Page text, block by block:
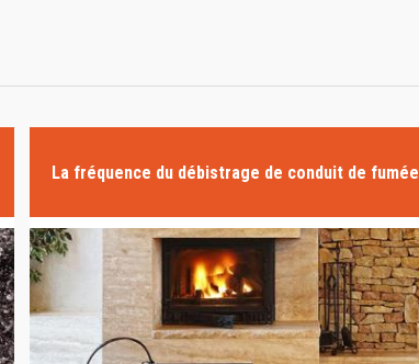
La fréquence du débistrage de conduit de fumée